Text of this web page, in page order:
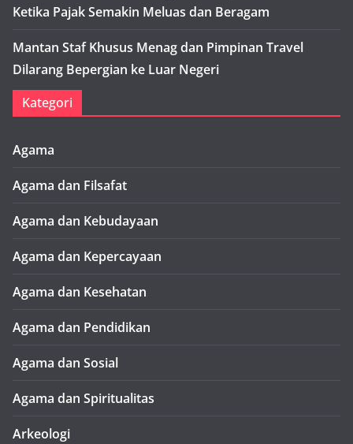
Ketika Pajak Semakin Meluas dan Beragam
Mantan Staf Khusus Menag dan Pimpinan Travel
Dilarang Bepergian ke Luar Negeri
Kategori
Agama
Agama dan Filsafat
Agama dan Kebudayaan
Agama dan Kepercayaan
Agama dan Kesehatan
Agama dan Pendidikan
Agama dan Sosial
Agama dan Spiritualitas
Arkeologi